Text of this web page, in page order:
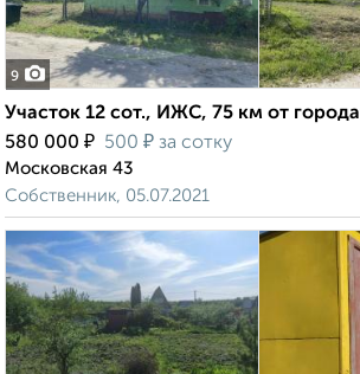
9
Участок 12 сот., ИЖС, 75 км от города
580 000 ₽ 500 ₽ за сотку
Московская 43
Собственник, 05.07.2021